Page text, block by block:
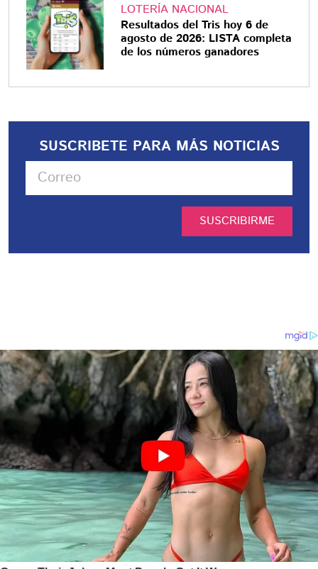
LOTERÍA NACIONAL
Resultados del Tris hoy 6 de
agosto de 2026: LISTA completa
de los números ganadores
SUSCRIBETE PARA MÁS NOTICIAS
SUSCRIBIRME